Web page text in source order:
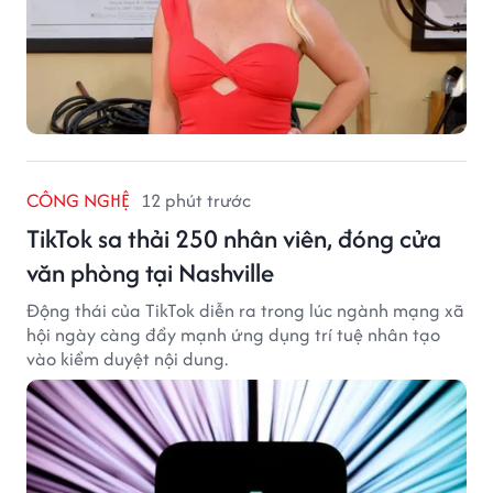
CÔNG NGHỆ 12 phút trước
TikTok sa thải 250 nhân viên, đóng cửa
văn phòng tại Nashville
Động thái của TikTok diễn ra trong lúc ngành mạng xã
hội ngày càng đẩy mạnh ứng dụng trí tuệ nhân tạo
vào kiểm duyệt nội dung.